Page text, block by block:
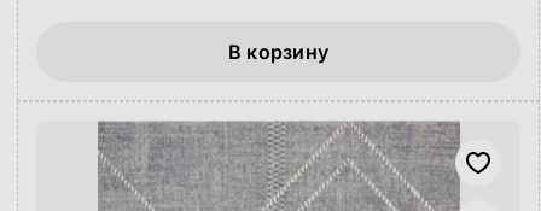
В корзину